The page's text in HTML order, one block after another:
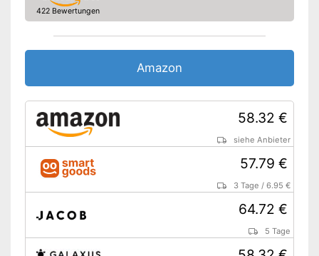
422 Bewertungen
Amazon
58.32 €
siehe Anbieter
57.79 €
3 Tage /6.95 €
64.72 €
5 Tage